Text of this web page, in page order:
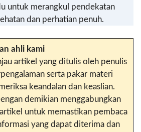
untuk merangkul pendekatan
dan perhatian penuh.
ahli kami
artikel yang ditulis oleh penulis
serta pakar materi
keandalan dan keaslian.
demikian menggabungkan
untuk memastikan pembaca
yang dapat diterima dan